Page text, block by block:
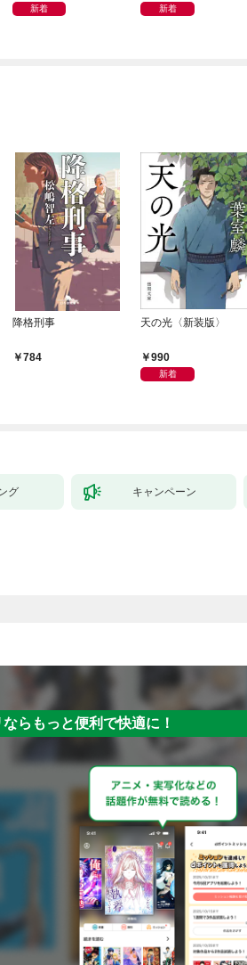
新着 新着
降格刑事
784
天の光〈新装版〉
990
新着
グ キャンペーン
ならもっと便利で快適に！